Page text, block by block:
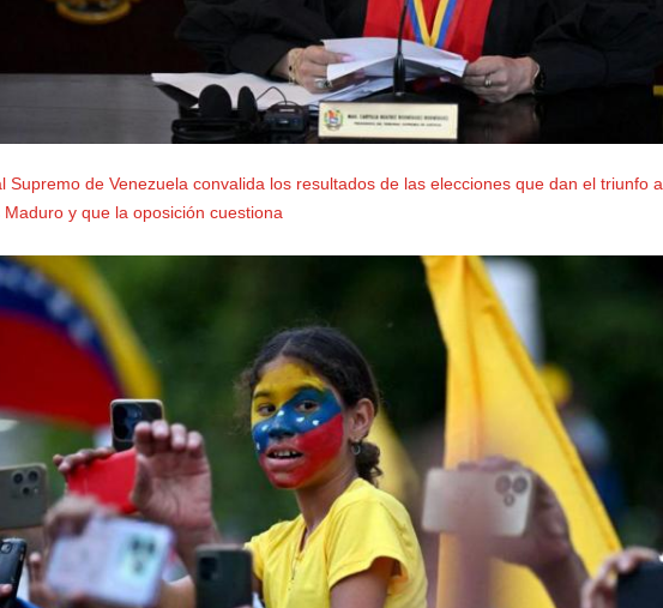
Supremo de Venezuela convalida los resultados de las elecciones que dan el triunfo a
Maduro y que la oposición cuestiona